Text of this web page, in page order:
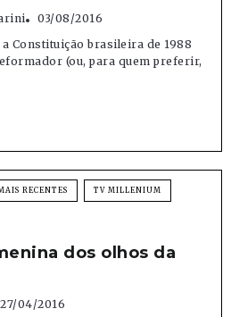
03/08/2016
Constituição brasileira de 1988
(ou, para quem preferir,
RECENTES TV MILLENIUM
dos olhos da
27/04/2016